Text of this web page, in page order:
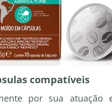
compatíveis
por sua atuação